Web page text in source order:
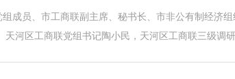
成员、市工商联副主席、秘书长、市非公有制经济
河区工商联党组书记陶小民，天河区工商联三级调